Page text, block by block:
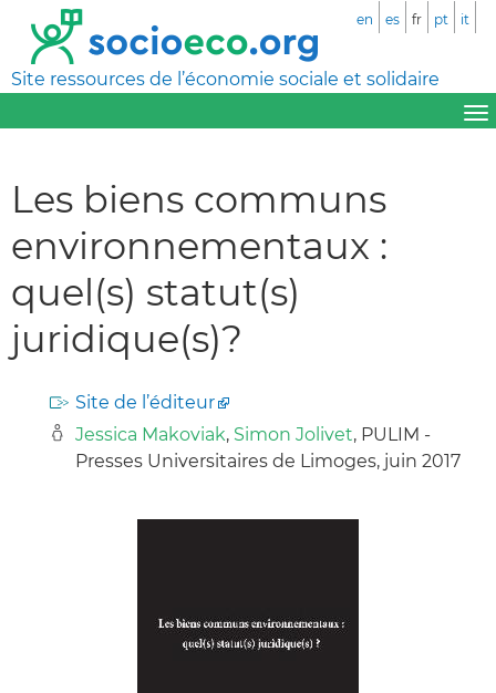
Site ressources de l’économie sociale et solidaire
en es fr pt it
Les biens communs
environnementaux :
quel(s) statut(s)
juridique(s)?
Site de l’éditeur
Jessica Makoviak, Simon Jolivet, PULIM -
Presses Universitaires de Limoges, juin 2017